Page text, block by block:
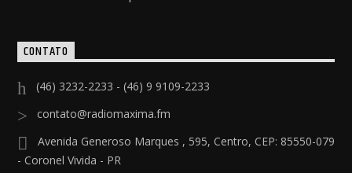
CONTATO
(46) 3232-2233 - (46) 9 9109-2233
contato@radiomaxima.fm
Avenida Generoso Marques , 595, Centro, CEP: 85550-079
- Coronel Vivida - PR